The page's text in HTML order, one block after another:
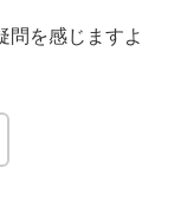
問を感じますよ